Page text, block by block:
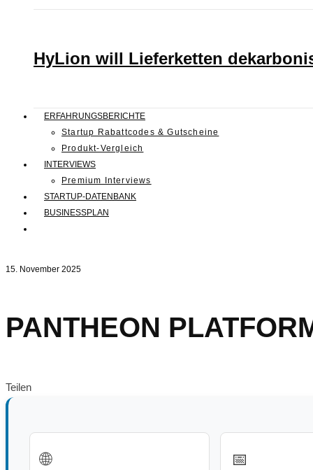
HyLion will Lieferketten
ERFAHRUNGSBERICHTE
Startup Rabattcodes & Gutscheine
Produkt-Vergleich
INTERVIEWS
Premium Interviews
STARTUP-DATENBANK
BUSINESSPLAN
15. November 2025
PANTHEON
Teilen
🌐 📅